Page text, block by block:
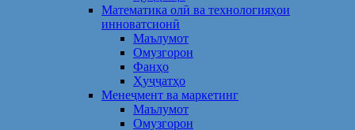
Математика олӣ ва технологияҳои
инноватсионӣ
Маълумот
Омузгорон
Фанҳо
Ҳуҷҷатҳо
Менеҷмент ва маркетинг
Маълумот
Омузгорон